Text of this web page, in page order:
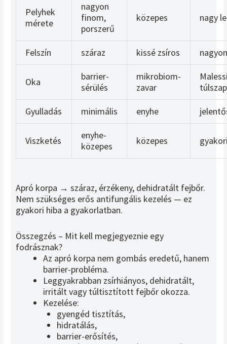
Pelyhek
mérete
nagyon
finom,
porszerű
közepes nagy
Felszín száraz kissé zsíros
Oka
barrier-
sérülés
mikrobiom-
zavar
Gyulladás minimális enyhe
Viszketés
enyhe-
közepes
közepes
Apró korpa → száraz, érzékeny, dehidratált fejbőr.
Nem szükséges erős antifungális kezelés — ez
gyakori hiba a gyakorlatban.
Összegzés – Mit kell megjegyeznie egy
fodrásznak?
Az apró korpa nem gombás eredetű, hanem
barrier-probléma.
Leggyakrabban zsírhiányos, dehidratált,
irritált vagy túltisztított fejbőr okozza.
Kezelése:
gyengéd tisztítás,
hidratálás,
barrier-erősítés,